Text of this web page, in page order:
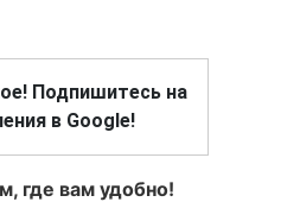
Подпишитесь на
в Google!
где вам удобно!